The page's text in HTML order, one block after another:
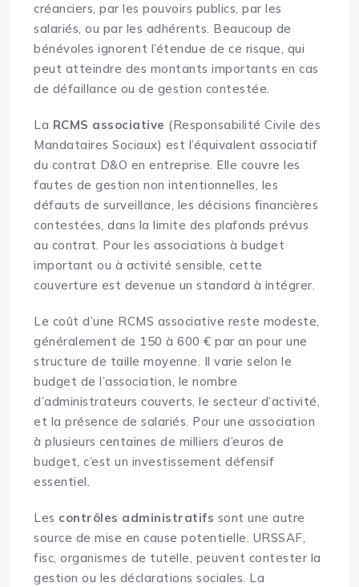
créanciers, par les pouvoirs publics, par les
salariés, ou par les adhérents. Beaucoup de
bénévoles ignorent l’étendue de ce risque, qui
peut atteindre des montants importants en cas
de défaillance ou de gestion contestée.
La RCMS associative (Responsabilité Civile des
Mandataires Sociaux) est l’équivalent associatif
du contrat D&O en entreprise. Elle couvre les
fautes de gestion non intentionnelles, les
défauts de surveillance, les décisions financières
contestées, dans la limite des plafonds prévus
au contrat. Pour les associations à budget
important ou à activité sensible, cette
couverture est devenue un standard à intégrer.
Le coût d’une RCMS associative reste modeste,
généralement de 150 à 600 € par an pour une
structure de taille moyenne. Il varie selon le
budget de l’association, le nombre
d’administrateurs couverts, le secteur d’activité,
et la présence de salariés. Pour une association
à plusieurs centaines de milliers d’euros de
budget, c’est un investissement défensif
essentiel.
Les contrôles administratifs sont une autre
source de mise en cause potentielle. URSSAF,
fisc, organismes de tutelle, peuvent contester la
gestion ou les déclarations sociales. La